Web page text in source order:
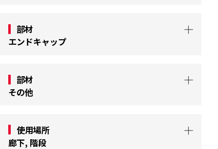
部材
エンドキャップ
部材
その他
使用場所
廊下, 階段